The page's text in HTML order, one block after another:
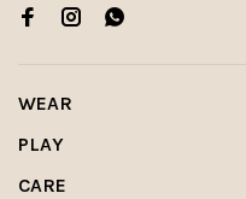
WEAR
PLAY
CARE